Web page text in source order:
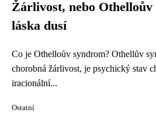
Žárlivost, nebo
láska dusí
Co je Othelloův syndrom? Othellův
chorobná žárlivost, je psychický stav
iracionální...
Ostatní